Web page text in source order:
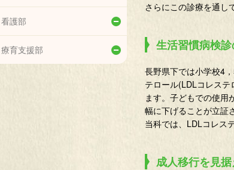
さらにこの診療を通し
生活習慣病検
長野県下では小学校4
テロール(LDLコレス
ます。子どもでの使用
幅に下げることが立証
当科では、LDLコレス
成人移行を見
エコーセンター
口唇口蓋裂センター
こころの支援科
臨床検査科
薬剤部
看護部
看護部
療育支援部